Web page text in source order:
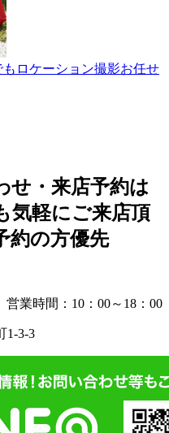
もロケーション撮影お任せ
せ・ 来店予約は
気軽にご来店頂
約の方優先
営業時間：10：00～18：00
1-3-3